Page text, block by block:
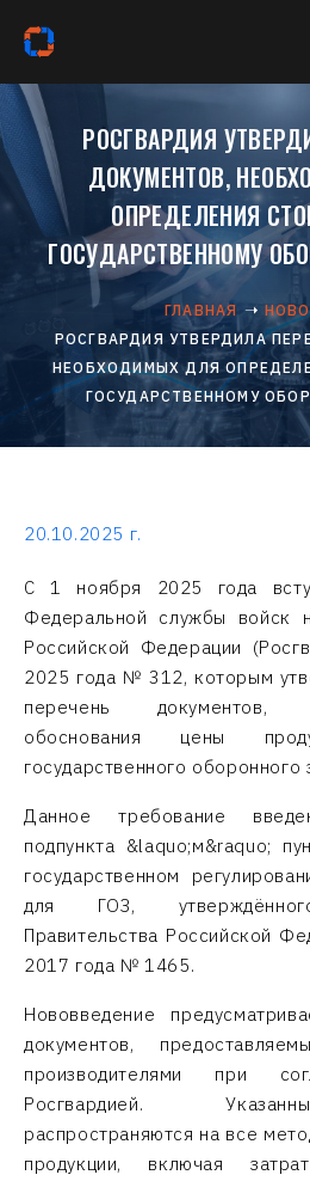
РОСГВАРДИЯ
ДОКУМЕНТОВ,
ОПРЕДЕЛЕНИЯ
ГОСУДАРСТВЕННОМУ
ГЛАВНАЯ
РОСГВАРДИЯ УТВЕРДИЛА
НЕОБХОДИМЫХ ДЛЯ
ГОСУДАРСТВЕННОМУ
20.10.2025 г.
С 1 ноября 2025 года
Федеральной службы войск
Российской Федерации
2025 года № 312, которым
перечень документов,
обоснования цены
государственного оборонного
Данное требование
подпункта &laquo;м&raquo;
государственном
для ГОЗ,
Правительства Российской
2017 года № 1465.
Нововведение
документов,
производителями при
Росгвардией.
распространяются на все
продукции, включая